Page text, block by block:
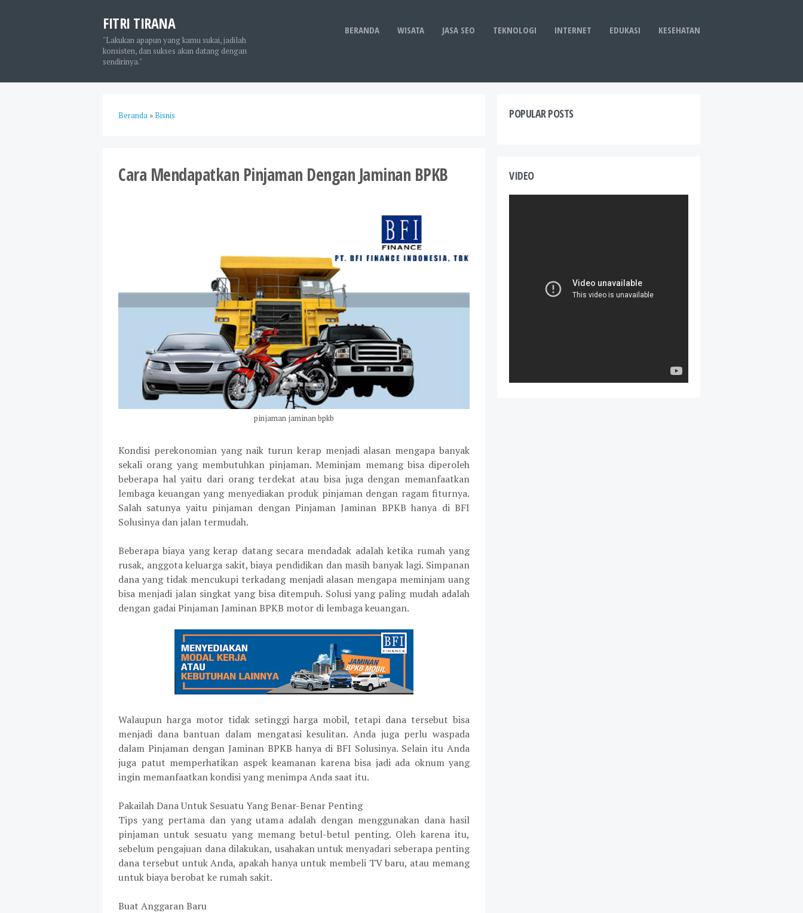
FITRI TIRANA
"Lakukan apapun yang kamu sukai, jadilah
konsisten, dan sukses akan datang dengan
sendirinya."
KESEHATAN
EDUKASI
INTERNET
TEKNOLOGI
JASA SEO
WISATA
BERANDA
Beranda »Bisnis
Cara Mendapatkan Pinjaman Dengan Jaminan BPKB
pinjaman jaminan bpkb
Kondisi perekonomian yang naik turun kerap menjadi alasan mengapa banyak
sekali orang yang membutuhkan pinjaman. Meminjam memang bisa diperoleh
beberapa hal yaitu dari orang terdekat atau bisa juga dengan memanfaatkan
lembaga keuangan yang menyediakan produk pinjaman dengan ragam fiturnya.
Salah satunya yaitu pinjaman dengan Pinjaman Jaminan BPKB hanya di BFI
Solusinya dan jalan termudah.
Beberapa biaya yang kerap datang secara mendadak adalah ketika rumah yang
rusak, anggota keluarga sakit, biaya pendidikan dan masih banyak lagi. Simpanan
dana yang tidak mencukupi terkadang menjadi alasan mengapa meminjam uang
bisa menjadi jalan singkat yang bisa ditempuh. Solusi yang paling mudah adalah
dengan gadai Pinjaman Jaminan BPKB motor di lembaga keuangan.
Walaupun harga motor tidak setinggi harga mobil, tetapi dana tersebut bisa
menjadi dana bantuan dalam mengatasi kesulitan. Anda juga perlu waspada
dalam Pinjaman dengan Jaminan BPKB hanya di BFI Solusinya. Selain itu Anda
juga patut memperhatikan aspek keamanan karena bisa jadi ada oknum yang
ingin memanfaatkan kondisi yang menimpa Anda saat itu.
Pakailah Dana Untuk Sesuatu Yang Benar-Benar Penting
Tips yang pertama dan yang utama adalah dengan menggunakan dana hasil
pinjaman untuk sesuatu yang memang betul-betul penting. Oleh karena itu,
sebelum pengajuan dana dilakukan, usahakan untuk menyadari seberapa penting
dana tersebut untuk Anda, apakah hanya untuk membeli TV baru, atau memang
untuk biaya berobat ke rumah sakit.
Buat Anggaran Baru
POPULAR POSTS
VIDEO